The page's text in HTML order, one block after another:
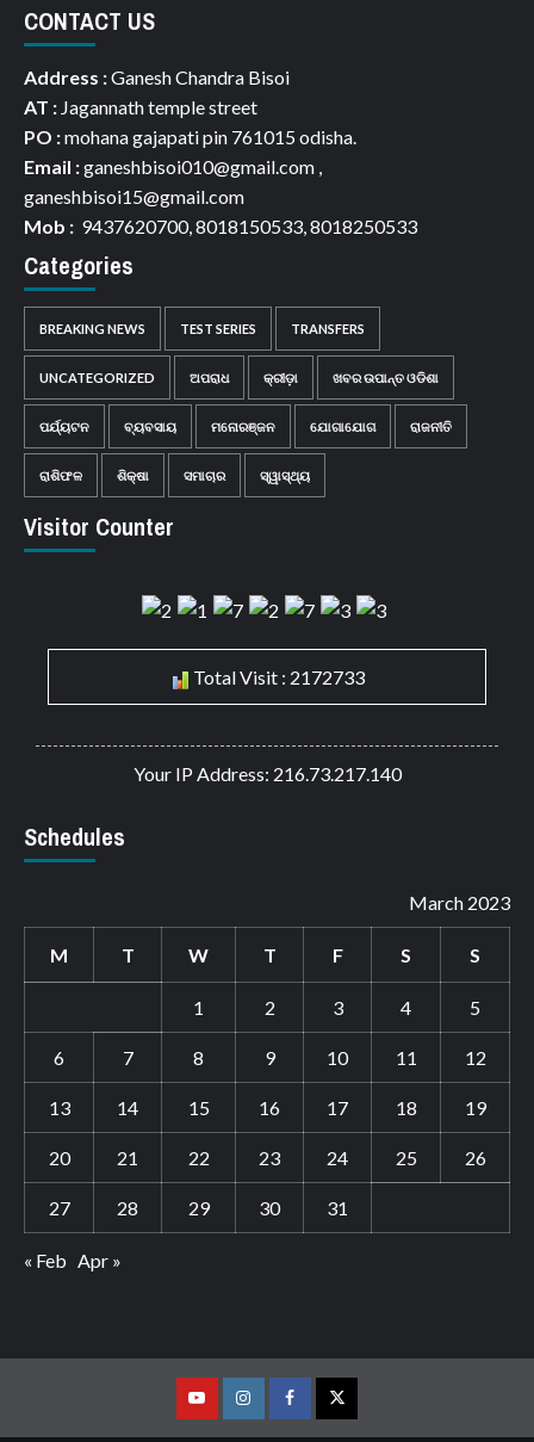
CONTACT US
Address :Ganesh Chandra Bisoi
AT : Jagannath temple street
PO :mohana gajapati pin 761015 odisha.
Email :ganeshbisoi010@gmail.com ,
ganeshbisoi15@gmail.com
Mob : 9437620700, 8018150533, 8018250533
Categories
BREAKING NEWS TEST SERIES TRANSFERS
UNCATEGORIZED ଅପରାଧ କ୍ରୀଡ଼ା ଖବର ଉପାନ୍ତ ଓଡିଶା
ପର୍ଯ୍ୟଟନ ବ୍ୟବସାୟ ମନୋରଞ୍ଜନ ଯୋଗାଯୋଗ ରାଜନୀତି
ରାଶିଫଳ ଶିକ୍ଷା ସମାଚାର ସ୍ୱାସ୍ଥ୍ୟ
Visitor Counter
Total Visit : 2172733
Your IP Address: 216.73.217.140
Schedules
March 2023
M T W T F S S
1 2 3 4 5
6 7 8 9 10 11 12
13 14 15 16 17 18 19
20 21 22 23 24 25 26
27 28 29 30 31
« Feb Apr »
YoutubeVimeoFacebookTwitter